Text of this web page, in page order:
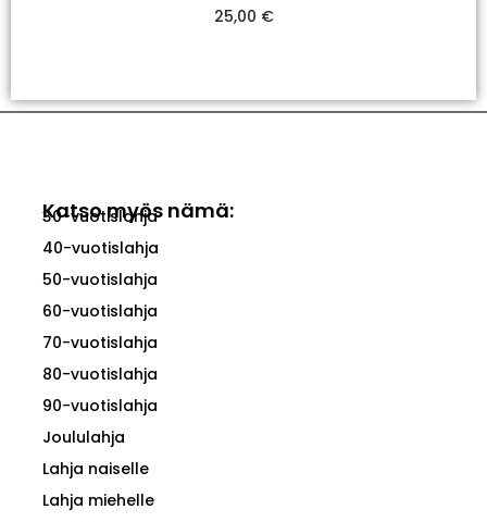
25,00 €
Katso myös nämä:
30-vuotislahja
40-vuotislahja
50-vuotislahja
60-vuotislahja
70-vuotislahja
80-vuotislahja
90-vuotislahja
Joululahja
Lahja naiselle
Lahja miehelle